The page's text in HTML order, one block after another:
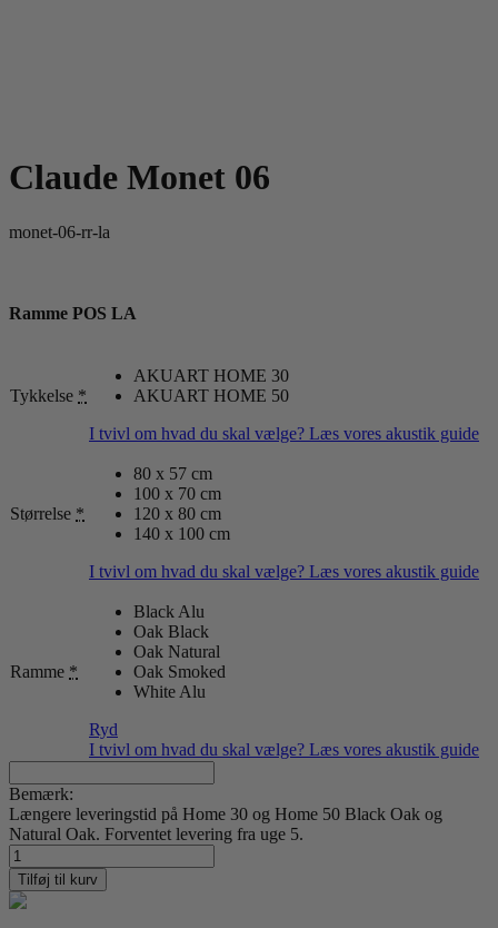
Claude Monet 06
monet-06-rr-la
Ramme POS LA
Tykkelse *
AKUART HOME 30
AKUART HOME 50
I tvivl om hvad du skal vælge? Læs vores akustik guide
Størrelse *
80 x 57 cm
100 x 70 cm
120 x 80 cm
140 x 100 cm
I tvivl om hvad du skal vælge? Læs vores akustik guide
Ramme *
Black Alu
Oak Black
Oak Natural
Oak Smoked
White Alu
Ryd
I tvivl om hvad du skal vælge? Læs vores akustik guide
Bemærk:
Længere leveringstid på Home 30 og Home 50 Black Oak og
Natural Oak. Forventet levering fra uge 5.
Claude
Monet
06
antal
Tilføj til kurv